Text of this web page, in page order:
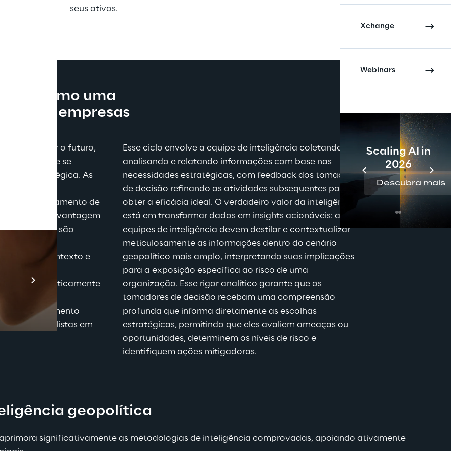
Prebuilt AI Apps
Descubra mais
Xchange
Webinars
Scaling AI in
2026
Descubra mais
seus ativos.
como uma
para empresas
de prever o futuro,
evolução e se
visão estratégica. As
ao gerenciamento de
em uma vantagem
e acionáveis são
decisões,
do contexto e
sistematicamente
processo
o alinhamento
e especialistas em
Esse ciclo envolve a equipe de inteligência coletando,
analisando e relatando informações com base nas
necessidades estratégicas, com feedback dos tomadores
de decisão refinando as atividades subsequentes para
obter a eficácia ideal. O verdadeiro valor da inteligência
está em transformar dados em insights acionáveis: as
equipes de inteligência devem destilar e contextualizar
meticulosamente as informações dentro do cenário
geopolítico mais amplo, interpretando suas implicações
para a exposição específica ao risco de uma
organização. Esse rigor analítico garante que os
tomadores de decisão recebam uma compreensão
profunda que informa diretamente as escolhas
estratégicas, permitindo que eles avaliem ameaças ou
oportunidades, determinem os níveis de risco e
identifiquem ações mitigadoras.
geopolítica
significativamente as metodologias de inteligência comprovadas, apoiando ativamente